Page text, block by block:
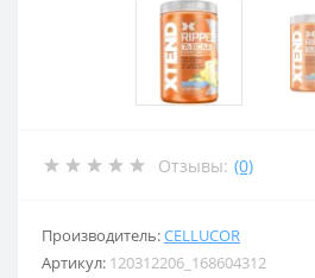
Отзывы: (0)
Производитель:CELLUCOR
Артикул: 120312206_168604312